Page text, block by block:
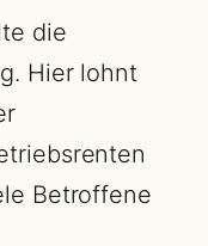
die
Hier lohnt
Betroffene